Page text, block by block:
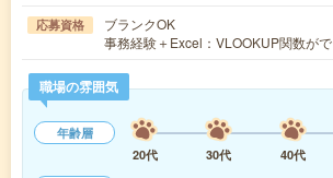
応募資格
ブランクOK
事務経験＋Excel：VLOOKUP関数が
職場の雰囲気
年齢層
20代
30代 40代